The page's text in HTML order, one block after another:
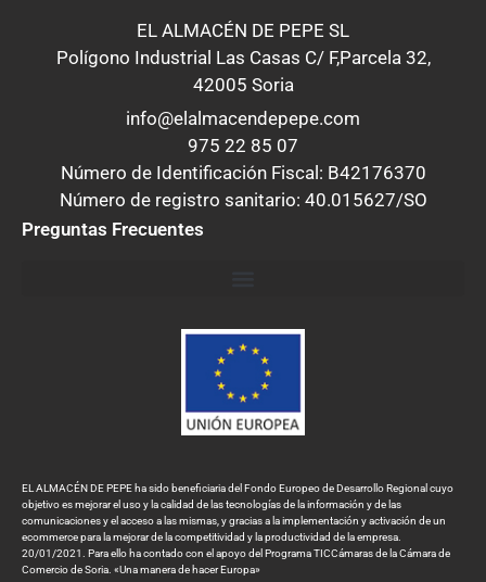
EL ALMACÉN DE PEPE SL
Polígono Industrial Las Casas C/ F,Parcela 32,
42005 Soria
info@elalmacendepepe.com
975 22 85 07
Número de Identificación Fiscal: B42176370
Número de registro sanitario: 40.015627/SO
Preguntas Frecuentes
EL ALMACÉN DE PEPE ha sido beneficiaria del Fondo Europeo de Desarrollo Regional cuyo
objetivo es mejorar el uso y la calidad de las tecnologías de la información y de las
comunicaciones y el acceso a las mismas, y gracias a la implementación y activación de un
ecommerce para la mejorar de la competitividad y la productividad de la empresa.
20/01/2021. Para ello ha contado con el apoyo del Programa TICCámaras de la Cámara de
Comercio de Soria. «Una manera de hacer Europa»